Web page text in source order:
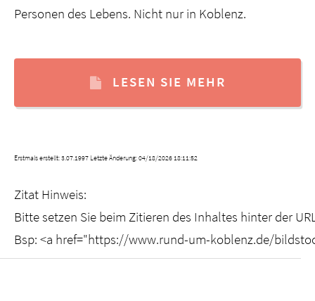
Personen des Lebens. Nicht nur in Koblenz.
LESEN SIE MEHR
Erstmals erstellt: 3.07.1997 Letzte Änderung:04/18/2026 18:11:52
Zitat Hinweis:
Bitte setzen Sie beim Zitieren des Inhaltes hinter der
Bsp: <a href="https://www.rund-um-koblenz.de/